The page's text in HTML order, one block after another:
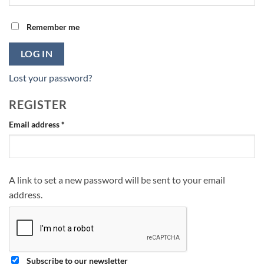
Remember me
LOG IN
Lost your password?
REGISTER
Email address*
A link to set a new password will be sent to your email
address.
Subscribe to our newsletter